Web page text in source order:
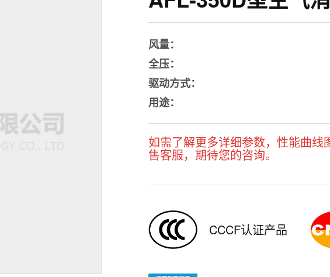
风量：
全压：
驱动方式：
用途：
如需了解更多详细参数，性能曲线
售客服，期待您的咨询。
CCCF认证产品